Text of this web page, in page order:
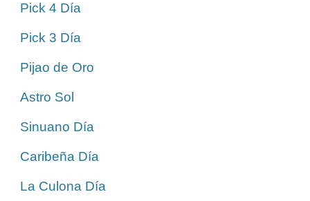
Pick 4 Día
Pick 3 Día
Pijao de Oro
Astro Sol
Sinuano Día
Caribeña Día
La Culona Día